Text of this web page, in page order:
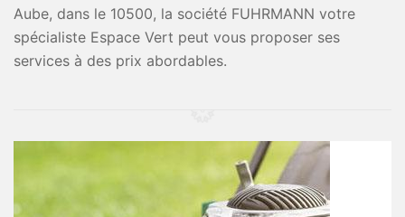
Aube, dans le 10500, la société FUHRMANN votre
spécialiste Espace Vert peut vous proposer ses
services à des prix abordables.